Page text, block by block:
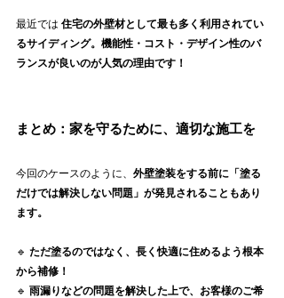
最近では 住宅の外壁材として最も多く利用されてい
るサイディング。機能性・コスト・デザイン性のバ
ランスが良いのが人気の理由です！
まとめ：家を守るために、適切な施工を
今回のケースのように、 外壁塗装をする前に「塗る
だけでは解決しない問題」が発見されることもあり
ます。
🔹 ただ塗るのではなく、長く快適に住めるよう根本
から補修！
🔹 雨漏りなどの問題を解決した上で、お客様のご希